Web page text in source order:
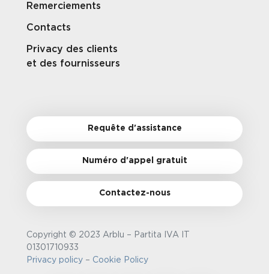
Remerciements
Contacts
Privacy des clients
et des fournisseurs
Requête d'assistance
Numéro d'appel gratuit
Contactez-nous
Copyright © 2023 Arblu – Partita IVA IT
01301710933
Privacy policy – Cookie Policy